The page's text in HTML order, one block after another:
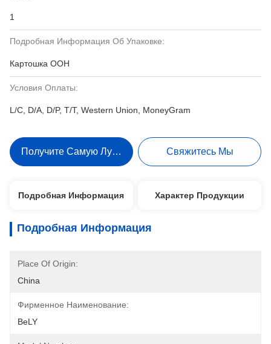
1
Подробная Информация Об Упаковке:
Картошка ООН
Условия Оплаты:
L/C, D/A, D/P, T/T, Western Union, MoneyGram
Получите Самую Лучшую Цену Свяжитесь Мы
Подробная Информация Характер Продукции
Подробная Информация
Place Of Origin:
China
Фирменное Наименование:
BeLY